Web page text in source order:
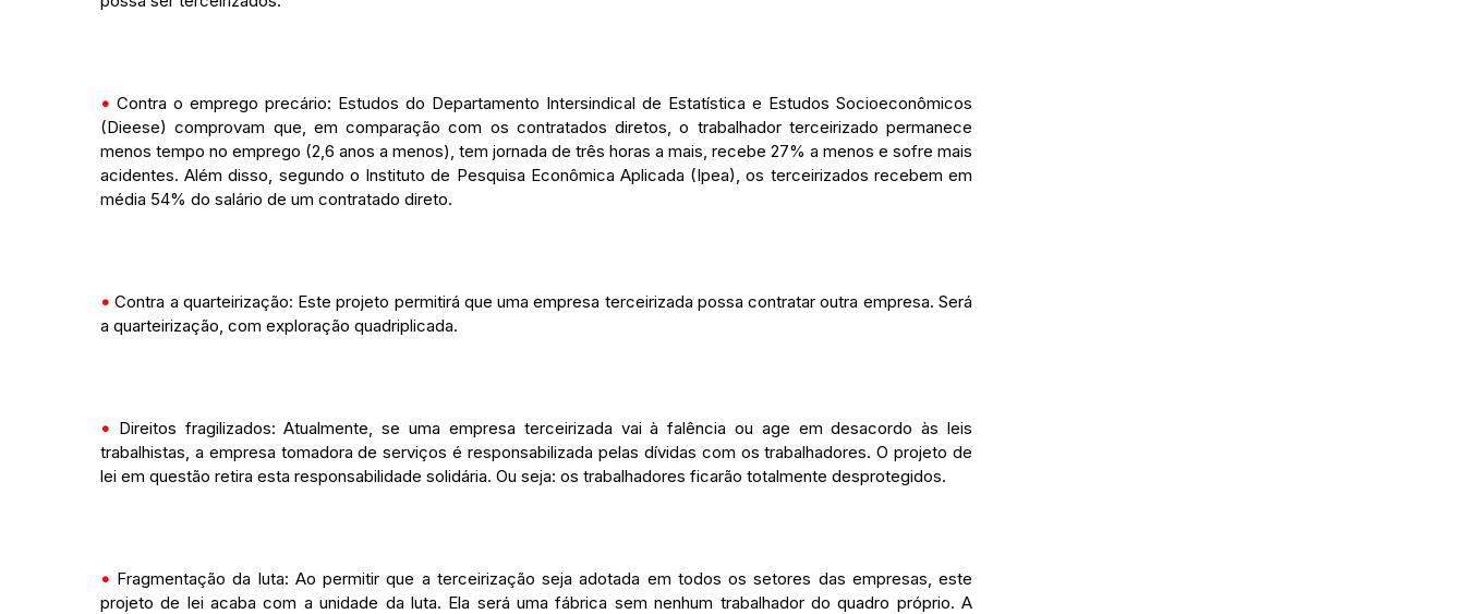
• Contra o emprego precário: Estudos do Departamento Intersindical de Estatística e Estudos Socioeconômicos
(Dieese) comprovam que, em comparação com os contratados diretos, o trabalhador terceirizado permanece
menos tempo no emprego (2,6 anos a menos), tem jornada de três horas a mais, recebe 27% a menos e sofre mais
acidentes. Além disso, segundo o Instituto de Pesquisa Econômica Aplicada (Ipea), os terceirizados recebem em
média 54% do salário de um contratado direto.
• Contra a quarteirização: Este projeto permitirá que uma empresa terceirizada possa contratar outra empresa. Será
a quarteirização, com exploração quadriplicada.
• Direitos fragilizados: Atualmente, se uma empresa terceirizada vai à falência ou age em desacordo às leis
trabalhistas, a empresa tomadora de serviços é responsabilizada pelas dívidas com os trabalhadores. O projeto de
lei em questão retira esta responsabilidade solidária. Ou seja: os trabalhadores ficarão totalmente desprotegidos.
• Fragmentação da luta: Ao permitir que a terceirização seja adotada em todos os setores das empresas, este
projeto de lei acaba com a unidade da luta. Ela será uma fábrica sem nenhum trabalhador do quadro próprio. A